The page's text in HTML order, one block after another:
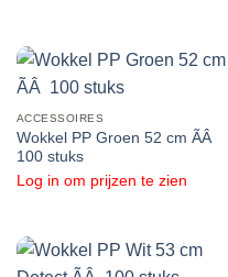
ACCESSOIRES
Wokkel PP Groen 52 cm ÃÂ
100 stuks
Log in om prijzen te zien